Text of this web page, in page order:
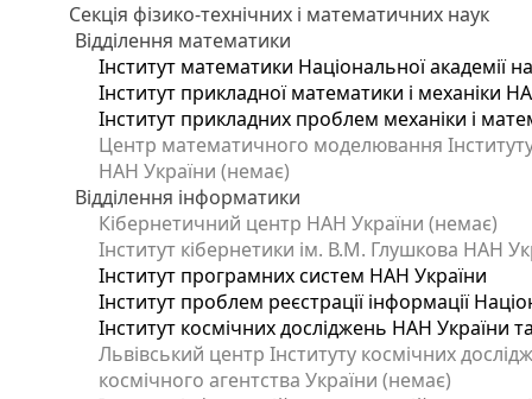
Секція фізико-технічних і математичних наук
Відділення математики
Інститут математики Національної академії
Інститут прикладної математики і механіки
Інститут прикладних проблем механіки і
Центр математичного моделювання
НАН України (немає)
Відділення інформатики
Кібернетичний центр НАН України (немає)
Інститут кібернетики ім. В.М. Глушкова НАН
Інститут програмних систем НАН України
Інститут проблем реєстрації інформації
Інститут космічних досліджень НАН України
Львівський центр Інституту космічних
космічного агентства України (немає)